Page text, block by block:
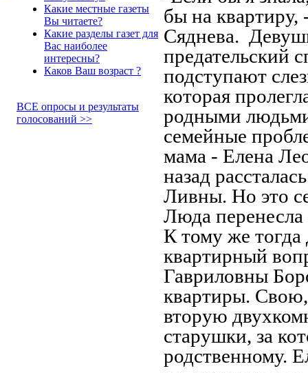
Какие местные газеты
Вы читаете?
Какие разделы газет для
Вас наиболее
интересны?
Каков Ваш возраст ?
ВСЕ опросы и результаты
голосований >>
бы на квартиру,
Сяднева.
предательский
подступают
которая
родными
семейные
мама - Елена
назад
Ливны. Но это
Люда перенесла
К тому же тогда
квартирный
Гавриловны
квартиры.
вторую
старушки, за
родственному.